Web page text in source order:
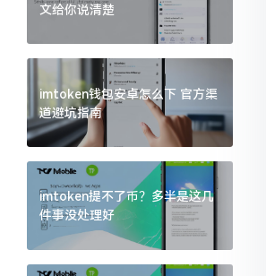
文给你说清楚
imtoken钱包安卓怎么下 官方渠
道避坑指南
imtoken提不了币？多半是这几
件事没处理好